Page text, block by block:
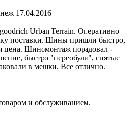
17.04.2016
Urban Terrain. Оперативно
поставки. Шины пришли быстро,
цена. Шиномонтаж порадовал -
быстро "переобули", снятые
в мешки. Все отлично.
и обслуживанием.